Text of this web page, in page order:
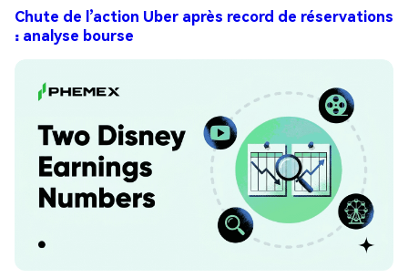
Chute de l’action Uber après record de réservations
: analyse bourse